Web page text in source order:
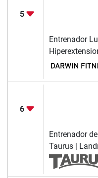
5
Entrenador
6
Entrenador
Taurus |